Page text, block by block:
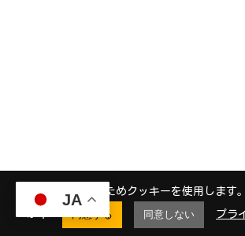
サイトマッ
お問い合わ
せ
個人情報保
JA
当サイトは解析のためクッキーを使用します
同意する 同意しない プラ